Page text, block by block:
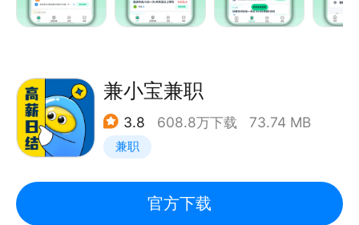
业群、项目群
实、优质，有效。兼小宝兼职
3.8 608.8万下载 73.74 MB
兼职
官方下载